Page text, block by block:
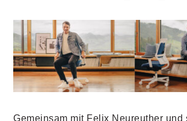
Gemeinsam mit Felix Neureuther und